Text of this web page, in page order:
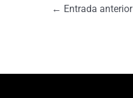
← Entrada anterior